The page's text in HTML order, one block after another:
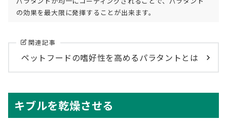
の効果を最大限に発揮することが出来ます。
関連記事
ペットフードの嗜好性を高めるパラタントとは
キブルを乾燥させる